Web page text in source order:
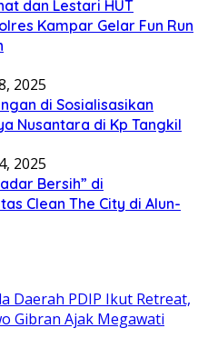
dan Lestari HUT
Kampar Gelar Fun Run
2025
di Sosialisasikan
Nusantara di Kp Tangkil
2025
Bersih” di
Clean The City di Alun-